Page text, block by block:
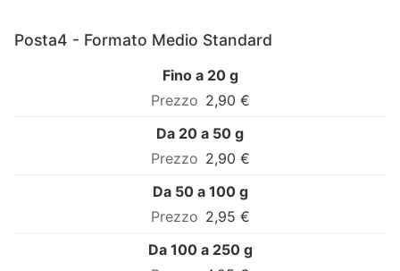
Posta4 - Formato Medio Standard
Fino a 20 g
2,90 €
Da 20 a 50 g
2,90 €
Da 50 a 100 g
2,95 €
Da 100 a 250 g